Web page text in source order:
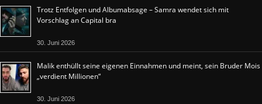
Trotz Entfolgen und Albumabsage – Samra wendet sich mit
Vorschlag an Capital bra
30. Juni 2026
Malik enthüllt seine eigenen Einnahmen und meint, sein Bruder Mois
„verdient Millionen“
30. Juni 2026